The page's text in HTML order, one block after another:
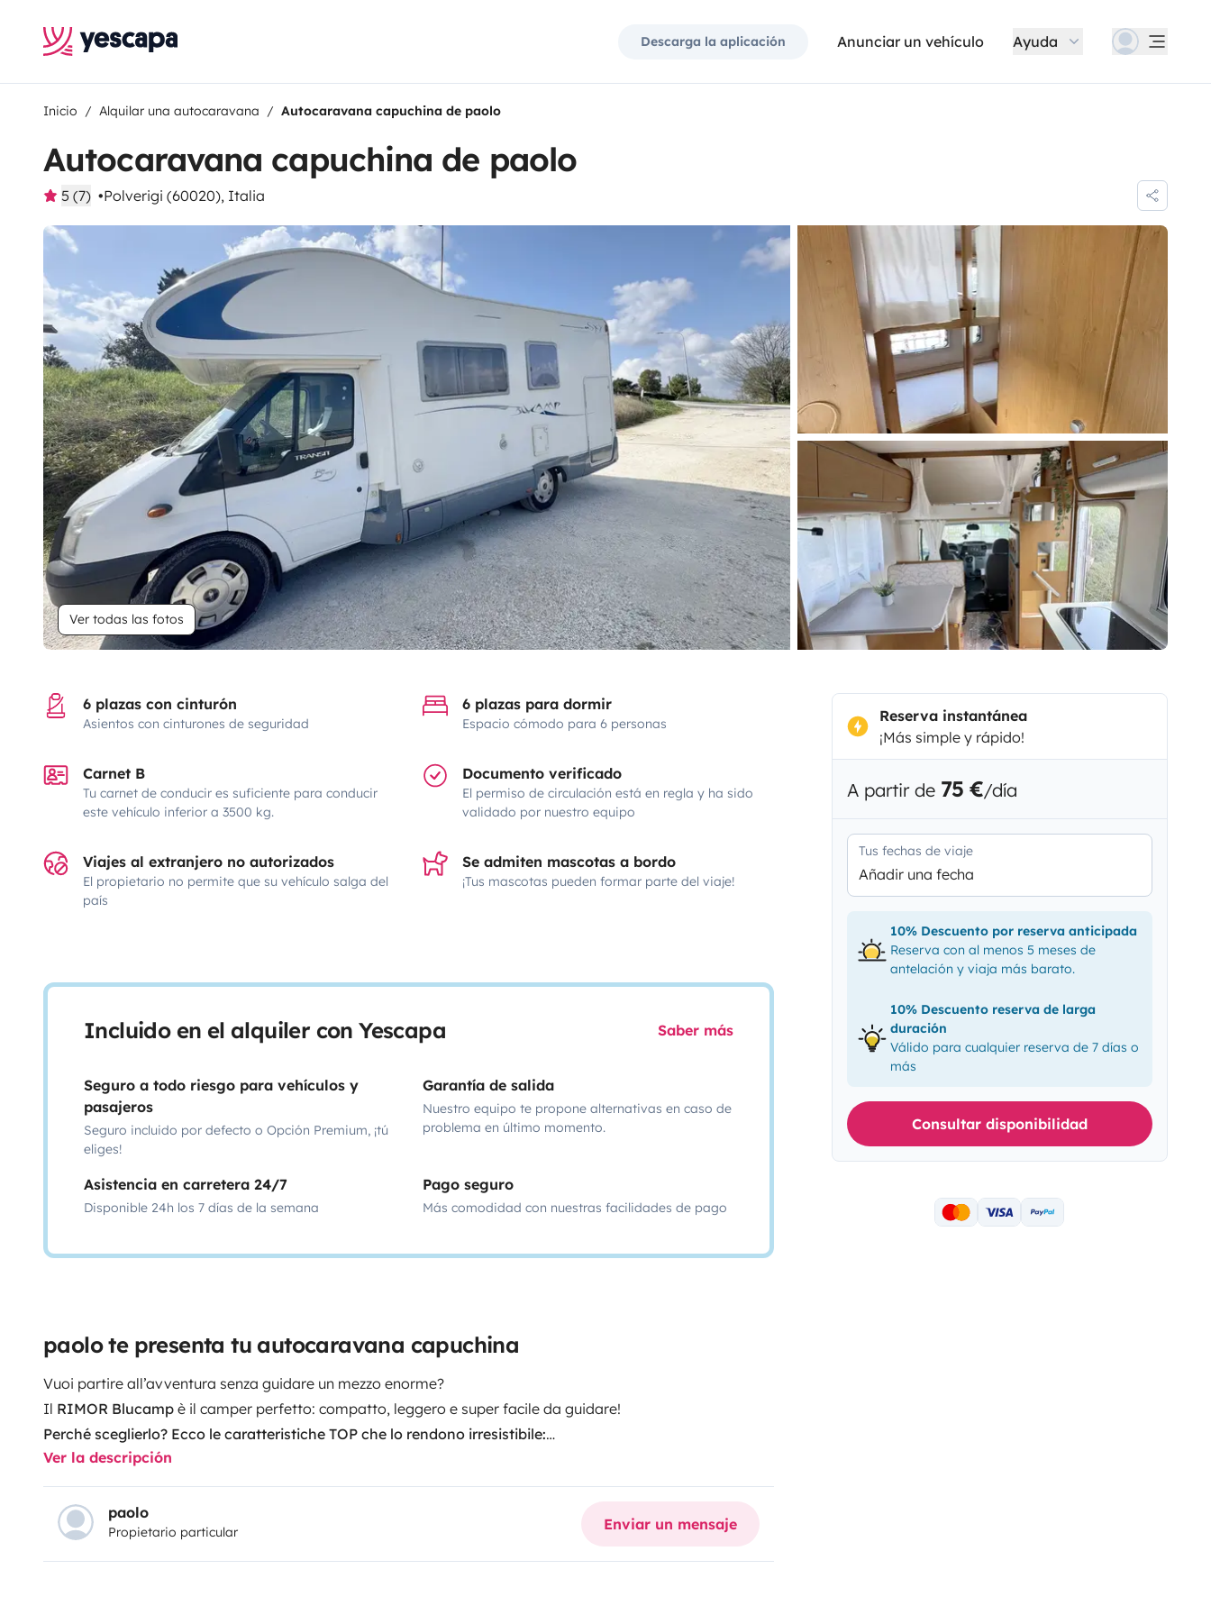
Descarga la aplicación Anunciar un vehículo Ayuda
Inicio Alquilar una autocaravana Autocaravana capuchina de paolo
Autocaravana capuchina de paolo
5 (7) Polverigi (60020), Italia
Ver todas las fotos
6 plazas con cinturón
Asientos con cinturones de seguridad
6 plazas para dormir
Espacio cómodo para 6 personas
Carnet B
Tu carnet de conducir es suficiente para conducir
este vehículo inferior a 3500 kg.
Documento verificado
El permiso de circulación está en regla y ha sido
validado por nuestro equipo
Viajes al extranjero no autorizados
El propietario no permite que su vehículo salga del
país
Se admiten mascotas a bordo
¡Tus mascotas pueden formar parte del viaje!
Incluido en el alquiler con Yescapa Saber más
Seguro a todo riesgo para vehículos y
pasajeros
Seguro incluido por defecto o Opción Premium, ¡tú
eliges!
Garantía de salida
Nuestro equipo te propone alternativas en caso de
problema en último momento.
Asistencia en carretera 24/7
Disponible 24h los 7 días de la semana
Pago seguro
Más comodidad con nuestras facilidades de pago
paolo te presenta tu autocaravana capuchina
Vuoi partire all’avventura senza guidare un mezzo enorme?
Il RIMOR Blucamp è il camper perfetto: compatto, leggero e super facile da guidare!
Perché sceglierlo? Ecco le caratteristiche TOP che lo rendono irresistibile:
•Motore/Meccanica affidabile 2200 cc
salite e percorsi misti
Ingombro ridotto
campeggi piccoli, strade di montagna)
•Posti letto comodiper 6 persone (letto matrimoniale + 2 letti a castello larghezza 1
Ver la descripción
paolo
Propietario particular Enviar un mensaje
Reserva instantánea
¡Más simple y rápido!
A partir de 75 €/día
Tus fechas de viaje
Añadir una fecha
10% Descuento por reserva anticipada
Reserva con al menos 5 meses de
antelación y viaja más barato.
10% Descuento reserva de larga
duración
Válido para cualquier reserva de 7 días o
más
Consultar disponibilidad